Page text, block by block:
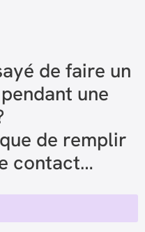
de faire un
une
de remplir
contact…